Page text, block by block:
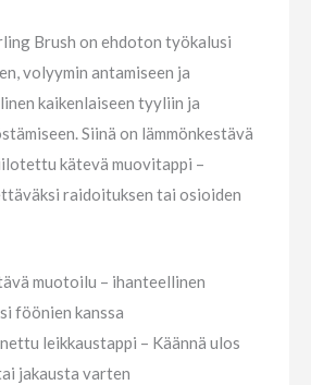
Brush on ehdoton työkalusi
volyymin antamiseen ja
kaikenlaiseen tyyliin ja
Siinä on lämmönkestävä
kätevä muovitappi –
raidoituksen tai osioiden
muotoilu – ihanteellinen
föönien kanssa
leikkaustappi – Käännä ulos
jakausta varten